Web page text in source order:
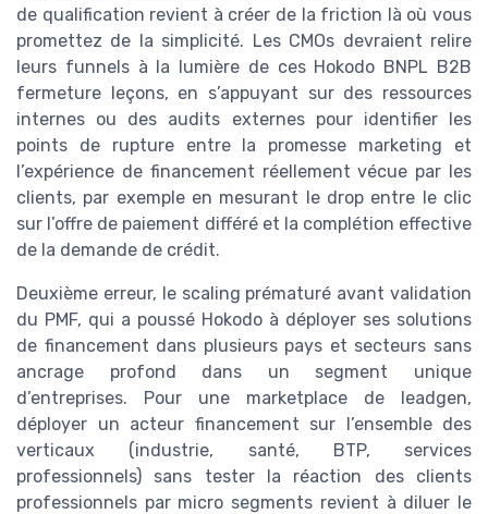
de qualification revient à créer de la friction là où vous
promettez de la simplicité. Les CMOs devraient relire
leurs funnels à la lumière de ces Hokodo BNPL B2B
fermeture leçons, en s’appuyant sur des ressources
internes ou des audits externes pour identifier les
points de rupture entre la promesse marketing et
l’expérience de financement réellement vécue par les
clients, par exemple en mesurant le drop entre le clic
sur l’offre de paiement différé et la complétion effective
de la demande de crédit.
Deuxième erreur, le scaling prématuré avant validation
du PMF, qui a poussé Hokodo à déployer ses solutions
de financement dans plusieurs pays et secteurs sans
ancrage profond dans un segment unique
d’entreprises. Pour une marketplace de leadgen,
déployer un acteur financement sur l’ensemble des
verticaux (industrie, santé, BTP, services
professionnels) sans tester la réaction des clients
professionnels par micro segments revient à diluer le